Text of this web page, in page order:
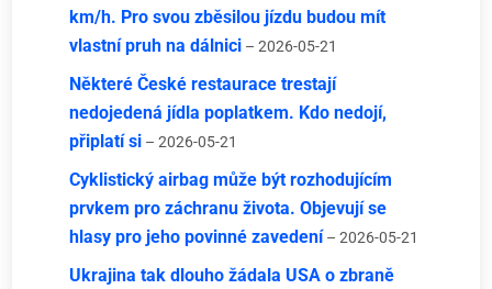
km/h. Pro svou zběsilou jízdu budou mít
vlastní pruh na dálnici – 2026-05-21
Některé České restaurace trestají
nedojedená jídla poplatkem. Kdo nedojí,
připlatí si – 2026-05-21
Cyklistický airbag může být rozhodujícím
prvkem pro záchranu života. Objevují se
hlasy pro jeho povinné zavedení – 2026-05-21
Ukrajina tak dlouho žádala USA o zbraně